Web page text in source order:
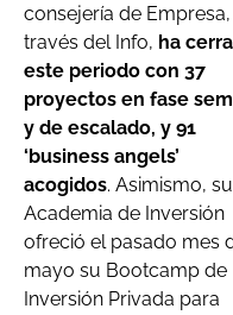
consejería de Empresa,
través del Info, ha
este periodo con 37
proyectos en fase
y de escalado, y 91
‘business angels’
acogidos. Asimismo, su
Academia de Inversión
ofreció el pasado mes
mayo su Bootcamp de
Inversión Privada para